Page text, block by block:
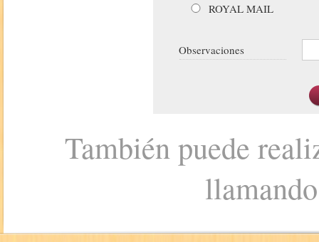
ROYAL MAIL
Observaciones
También puede